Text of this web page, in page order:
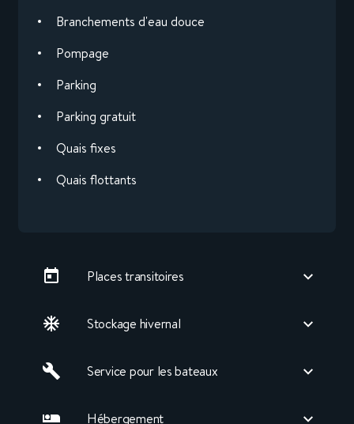
Branchements d'eau douce
Pompage
Parking
Parking gratuit
Quais fixes
Quais flottants
Places transitoires
Stockage hivernal
Service pour les bateaux
Hébergement